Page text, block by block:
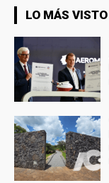
LO MÁS VISTO